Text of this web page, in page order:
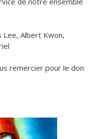
Lee, Albert Kwon,
remercier pour le don